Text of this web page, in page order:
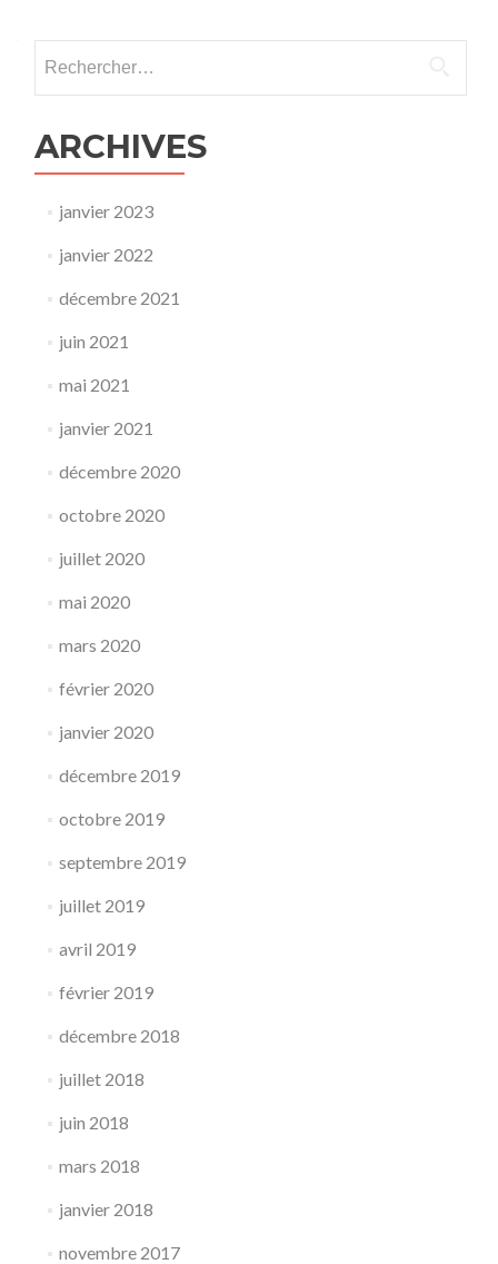
ARCHIVES
janvier 2023
janvier 2022
décembre 2021
juin 2021
mai 2021
janvier 2021
décembre 2020
octobre 2020
juillet 2020
mai 2020
mars 2020
février 2020
janvier 2020
décembre 2019
octobre 2019
septembre 2019
juillet 2019
avril 2019
février 2019
décembre 2018
juillet 2018
juin 2018
mars 2018
janvier 2018
novembre 2017